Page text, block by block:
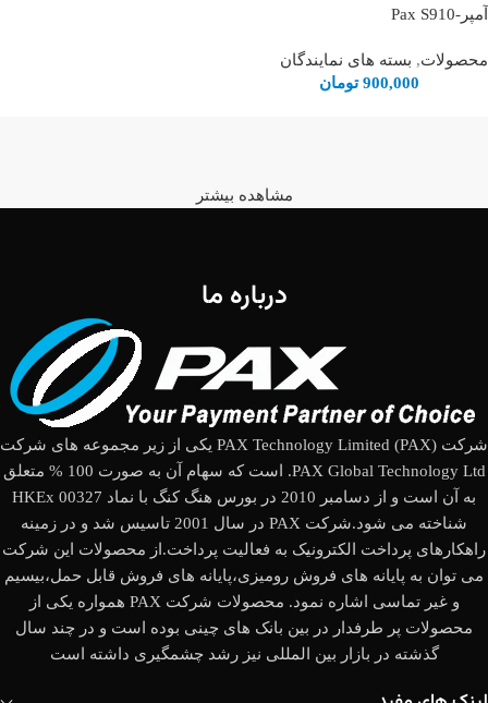
آمپر-Pax S910
محصولات, بسته های نمایندگان
900,000 تومان
مشاهده بیشتر
درباره ما
شرکت (PAX Technology Limited (PAX یکی از زیر مجموعه های شرکت
PAX Global Technology Ltd. است که سهام آن به صورت 100 % متعلق
به آن است و از دسامبر 2010 در بورس هنگ کنگ با نماد HKEx 00327
شناخته می شود.شرکت PAX در سال 2001 تاسیس شد و در زمینه
راهکارهای پرداخت الکترونیک به فعالیت پرداخت.از محصولات این شرکت
می توان به پایانه های فروش رومیزی،پایانه های فروش قابل حمل،بیسیم
و غیر تماسی اشاره نمود. محصولات شرکت PAX همواره یکی از
محصولات پر طرفدار در بین بانک های چینی بوده است و در چند سال
گذشته در بازار بین المللی نیز رشد چشمگیری داشته است